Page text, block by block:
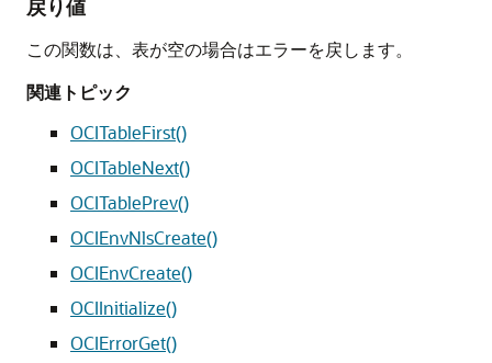
戻り値
この関数は、表が空の場合はエラーを戻します。
関連トピック
OCITableFirst()
OCITableNext()
OCITablePrev()
OCIEnvNlsCreate()
OCIEnvCreate()
OCIInitialize()
OCIErrorGet()